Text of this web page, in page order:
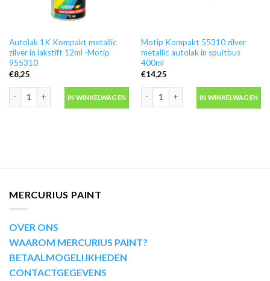
Autolak 1K Kompakt metallic
zilver in lakstift 12ml -Motip
955310
€8,25
IN WINKELWAGEN
Motip Kompakt 55310 zilver
metallic autolak in spuitbus
400ml
€14,25
IN WINKELWAGEN
MERCURIUS PAINT
OVER ONS
WAAROM MERCURIUS PAINT?
BETAALMOGELIJKHEDEN
CONTACTGEGEVENS